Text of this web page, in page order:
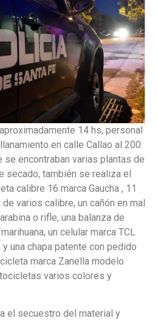
14 hs, personal
en calle Callao al 200
se encontraban varias plantas de
secado, también se realiza el
calibre 16 marca Gaucha , 11
varios calibre, un cañón en mal
o rifle, una balanza de
un celular marca TCL
una chapa patente con pedido
marca Zanella modelo
varios colores y
el secuestro del material y